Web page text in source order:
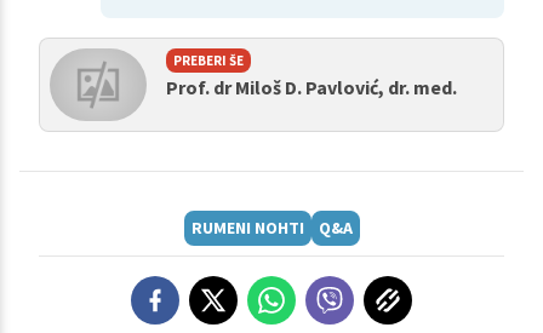
PREBERI ŠE
Prof. dr Miloš D. Pavlović, dr. med.
RUMENI NOHTI Q&A